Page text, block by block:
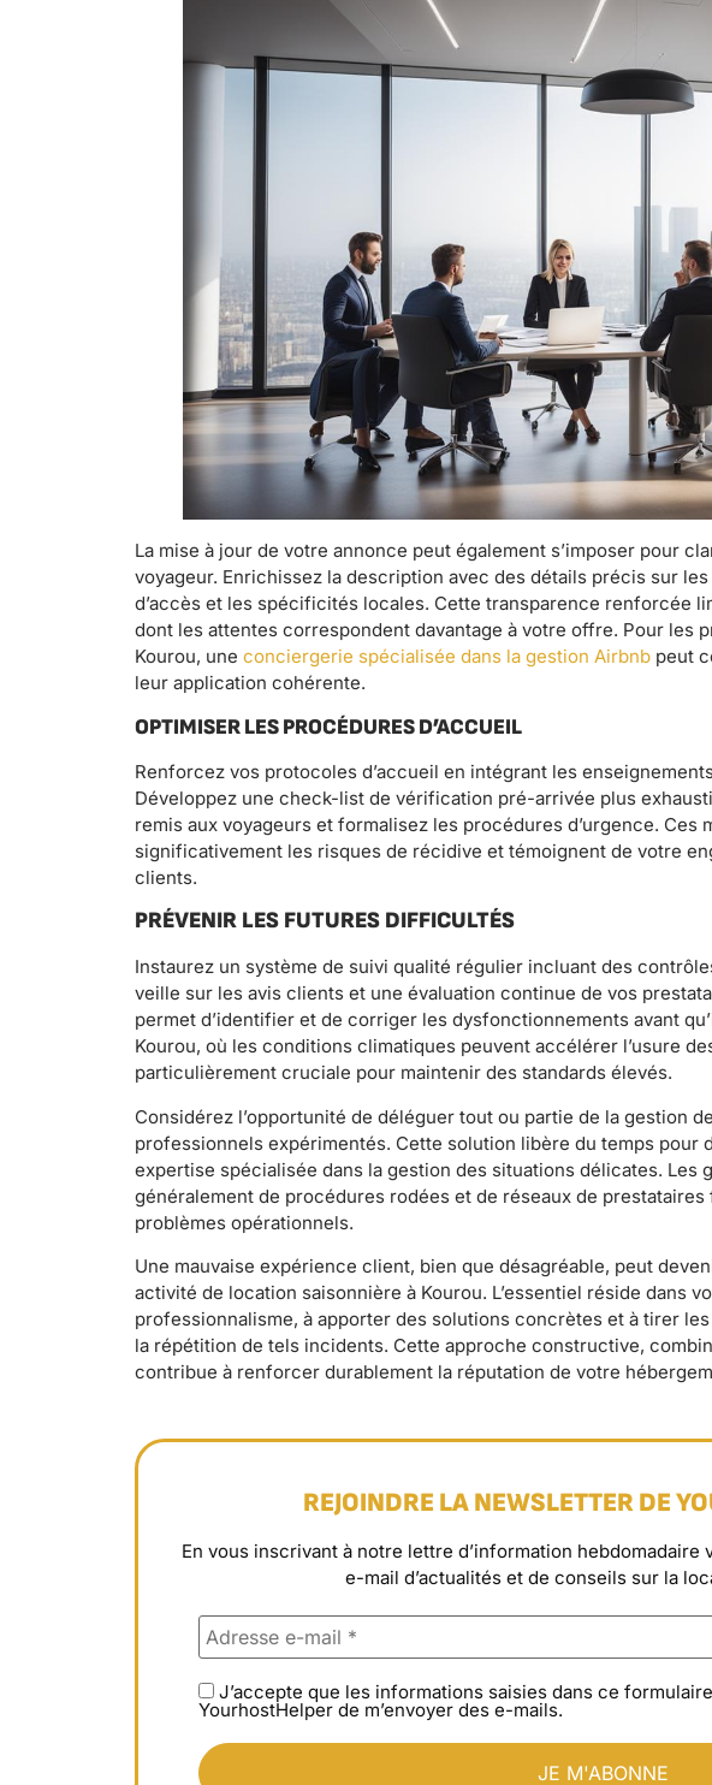
La mise à jour de votre annonce peut également s’imposer pour
voyageur. Enrichissez la description avec des détails précis sur
d’accès et les spécificités locales. Cette transparence renforcée
dont les attentes correspondent davantage à votre offre. Pour les
Kourou, une conciergerie spécialisée dans la gestion Airbnb peut
leur application cohérente.
OPTIMISER LES PROCÉDURES D’ACCUEIL
Renforcez vos protocoles d’accueil en intégrant les
Développez une check-list de vérification pré-arrivée plus
remis aux voyageurs et formalisez les procédures d’urgence. Ces
significativement les risques de récidive et témoignent de votre
clients.
PRÉVENIR LES FUTURES DIFFICULTÉS
Instaurez un système de suivi qualité régulier incluant des
veille sur les avis clients et une évaluation continue de vos
permet d’identifier et de corriger les dysfonctionnements avant
Kourou, où les conditions climatiques peuvent accélérer l’usure
particulièrement cruciale pour maintenir des standards élevés.
Considérez l’opportunité de déléguer tout ou partie de la gestion
professionnels expérimentés. Cette solution libère du temps pour
expertise spécialisée dans la gestion des situations délicates.
généralement de procédures rodées et de réseaux de
problèmes opérationnels.
Une mauvaise expérience client, bien que désagréable, peut
activité de location saisonnière à Kourou. L’essentiel réside dans
professionnalisme, à apporter des solutions concrètes et à tirer
la répétition de tels incidents. Cette approche constructive,
contribue à renforcer durablement la réputation de votre
REJOINDRE LA NEWSLETTER DE
En vous inscrivant à notre lettre d’information
e-mail d’actualités et de conseils sur la
J’accepte que les informations saisies dans ce
YourhostHelper de m’envoyer des e-mails.